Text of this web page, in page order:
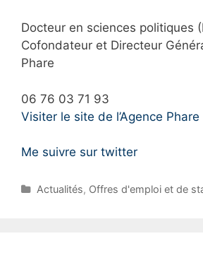
Docteur en sciences politiques
Cofondateur et Directeur
Phare
06 76 03 71 93
Visiter le site de l’Agence Phare
Me suivre sur twitter
C
Actualités, Offres d'emploi et de